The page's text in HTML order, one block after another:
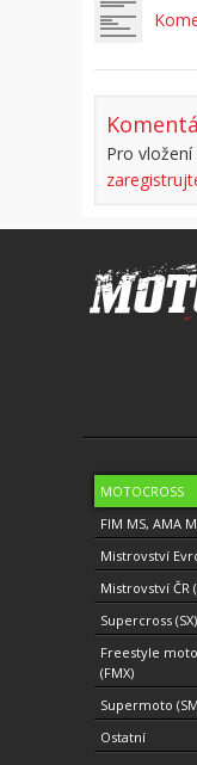
Pro
MOTOCROSS
FIM MS, AMA
Mistrovství
Mistrovství ČR
Supercross (SX)
Freestyle
(FMX)
Supermoto
Ostatní